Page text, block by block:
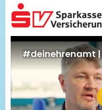
GEMA-
Di@-